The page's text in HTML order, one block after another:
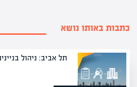
כתבות באותו נושא
תל אביב: ניהול